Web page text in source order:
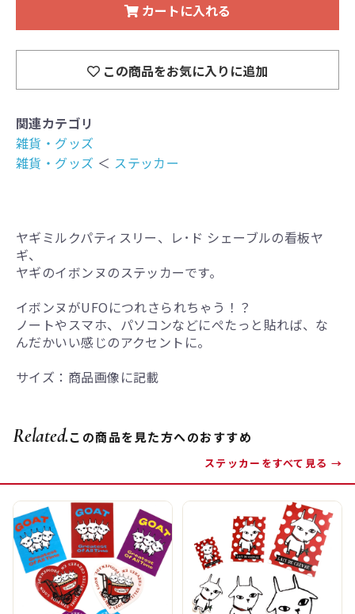
カートに入れる
この商品をお気に入りに追加
関連カテゴリ
雑貨・グッズ
雑貨・グッズ ＜ ステッカー
ヤギミルクパティスリー、レ･ド シェーブルの看板ヤ
ギ、
ヤギのイボンヌのステッカーです。
イボンヌがUFOにつれさられちゃう！？
ノートやスマホ、パソコンなどにぺたっと貼れば、な
んだかいい感じのアクセントに。
サイズ：商品画像に記載
Related.この商品を見た方へのおすすめ
ステッカーをすべて見る →